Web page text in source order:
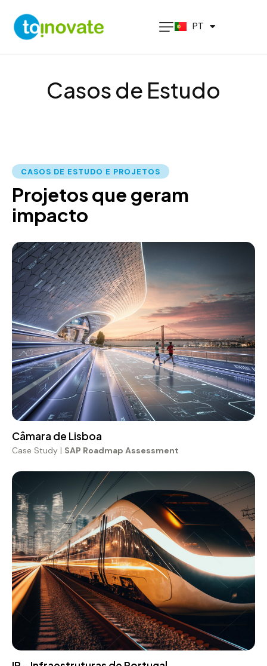
PT
ES
Casos de Estudo
CASOS DE ESTUDO E PROJETOS
Projetos que geram
impacto
Case Study | SAP Roadmap Assessment